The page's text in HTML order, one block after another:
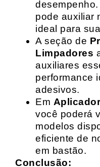
pode auxiliar
ideal para
A seção de
Limpadores
auxiliares
performance
adesivos.
Em
você poderá
modelos
eficiente de
em bastão.
Conclusão: